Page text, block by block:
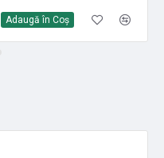
Adaugă în Coş